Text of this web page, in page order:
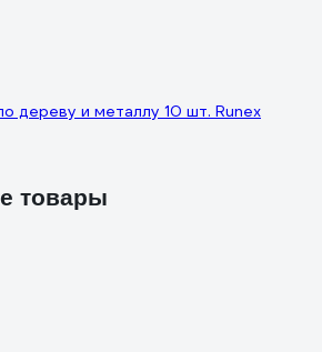
дереву и металлу 10 шт. Runex
товары